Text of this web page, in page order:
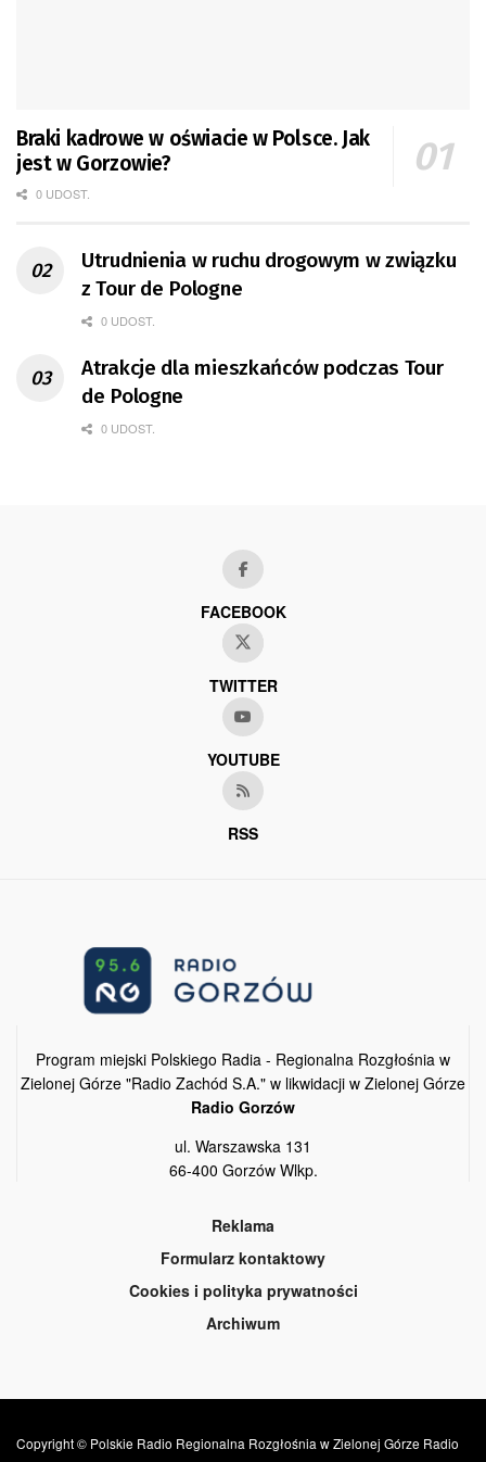
Braki kadrowe w oświacie w Polsce. Jak
jest w Gorzowie?
0 UDOST.
Utrudnienia w ruchu drogowym w związku
z Tour de Pologne
0 UDOST.
Atrakcje dla mieszkańców podczas Tour
de Pologne
0 UDOST.
FACEBOOK
TWITTER
YOUTUBE
RSS
Program miejski Polskiego Radia - Regionalna Rozgłośnia w
Zielonej Górze "Radio Zachód S.A." w likwidacji w Zielonej Górze
Radio Gorzów
ul. Warszawska 131
66-400 Gorzów Wlkp.
Reklama
Formularz kontaktowy
Cookies i polityka prywatności
Archiwum
Copyright © Polskie Radio Regionalna Rozgłośnia w Zielonej Górze Radio